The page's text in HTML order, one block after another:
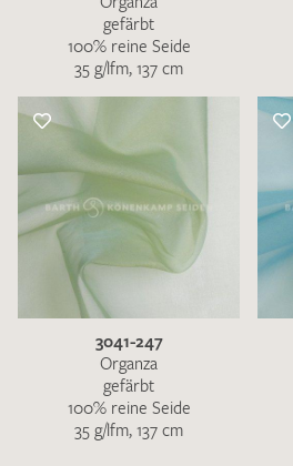
gefärbt
100% reine Seide
35 g/lfm, 137 cm
3041-247
Organza
gefärbt
100% reine Seide
35 g/lfm, 137 cm